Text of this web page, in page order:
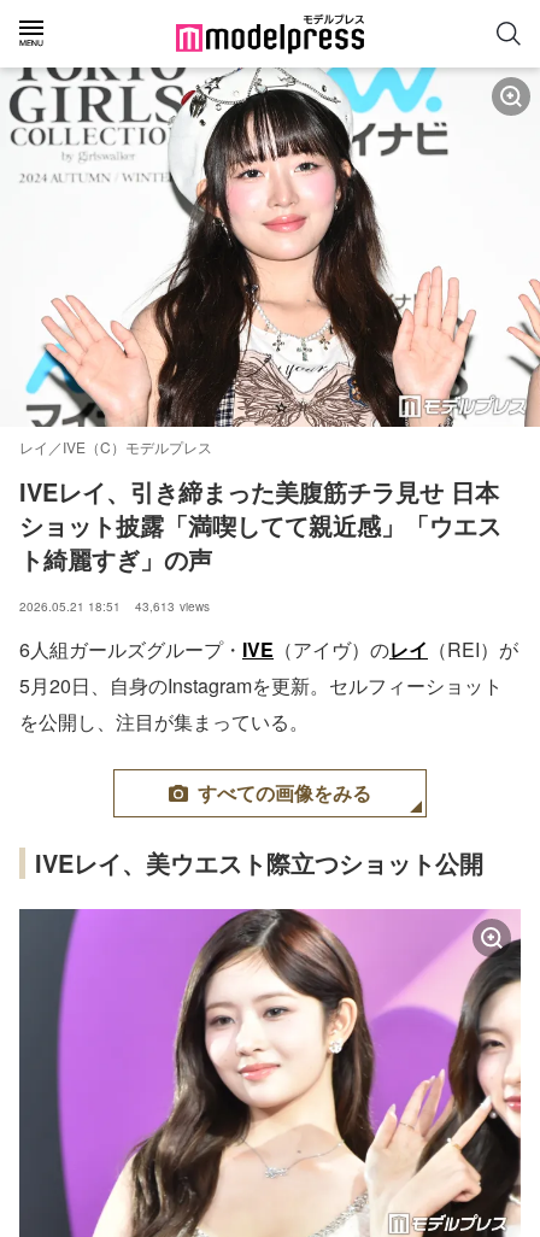
レイ／IVE（C）モデルプレス
IVEレイ、引き締まった美腹筋チラ見せ 日本
ショット披露「満喫してて親近感」「ウエス
ト綺麗すぎ」の声
2026.05.21 18:51 43,613 views
6人組ガールズグループ・ IVE （アイヴ）のレイ （REI）が
5月20日、自身のInstagramを更新。セルフィーショット
を公開し、注目が集まっている。
すべての画像をみる
IVEレイ、美ウエスト際立つショット公開